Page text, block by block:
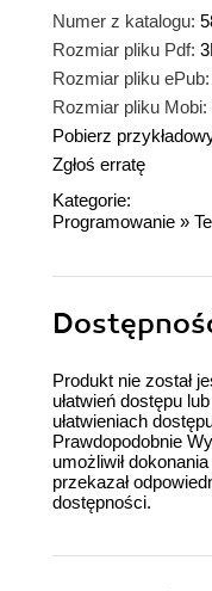
Numer z katalogu:
Rozmiar pliku Pdf:
Rozmiar pliku ePub:
Rozmiar pliku Mobi:
Pobierz
Zgłoś erratę
Kategorie:
Programowanie »
Produkt nie został
ułatwień dostępu
ułatwieniach
Prawdopodobnie
umożliwił
przekazał
dostępności.